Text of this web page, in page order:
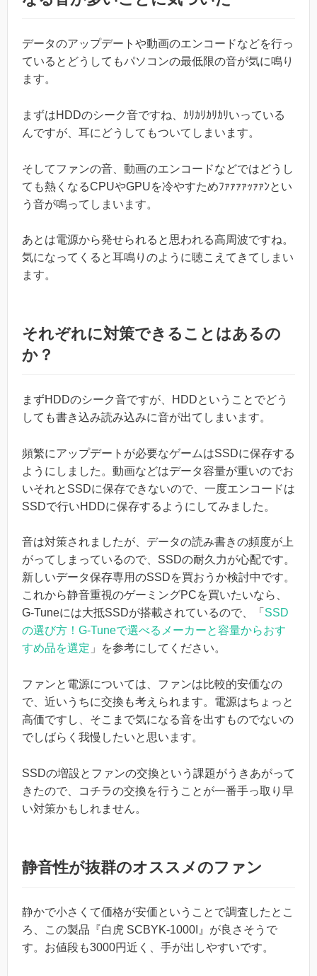
データのアップデートや動画のエンコードなどを行っ
ているとどうしてもパソコンの最低限の音が気に鳴り
ます。
まずはHDDのシーク音ですね、ｶﾘｶﾘｶﾘｶﾘいっている
んですが、耳にどうしてもついてしまいます。
そしてファンの音、動画のエンコードなどではどうし
ても熱くなるCPUやGPUを冷やすためﾌｧｧｧｧｯｧｧﾝとい
う音が鳴ってしまいます。
あとは電源から発せられると思われる高周波ですね。
気になってくると耳鳴りのように聴こえてきてしまい
ます。
それぞれに対策できることはあるの
か？
まずHDDのシーク音ですが、HDDということでどう
しても書き込み読み込みに音が出てしまいます。
頻繁にアップデートが必要なゲームはSSDに保存する
ようにしました。動画などはデータ容量が重いのでお
いそれとSSDに保存できないので、一度エンコードは
SSDで行いHDDに保存するようにしてみました。
音は対策されましたが、データの読み書きの頻度が上
がってしまっているので、SSDの耐久力が心配です。
新しいデータ保存専用のSSDを買おうか検討中です。
これから静音重視のゲーミングPCを買いたいなら、
G-Tuneには大抵SSDが搭載されているので、「 SSD
の選び方！G-Tuneで選べるメーカーと容量からおす
すめ品を選定 」を参考にしてください。
ファンと電源については、ファンは比較的安価なの
で、近いうちに交換も考えられます。電源はちょっと
高価ですし、そこまで気になる音を出すものでないの
でしばらく我慢したいと思います。
SSDの増設とファンの交換という課題がうきあがって
きたので、コチラの交換を行うことが一番手っ取り早
い対策かもしれません。
静音性が抜群のオススメのファン
静かで小さくて価格が安価ということで調査したとこ
ろ、この製品『白虎 SCBYK-1000I』が良さそうで
す。お値段も3000円近く、手が出しやすいです。